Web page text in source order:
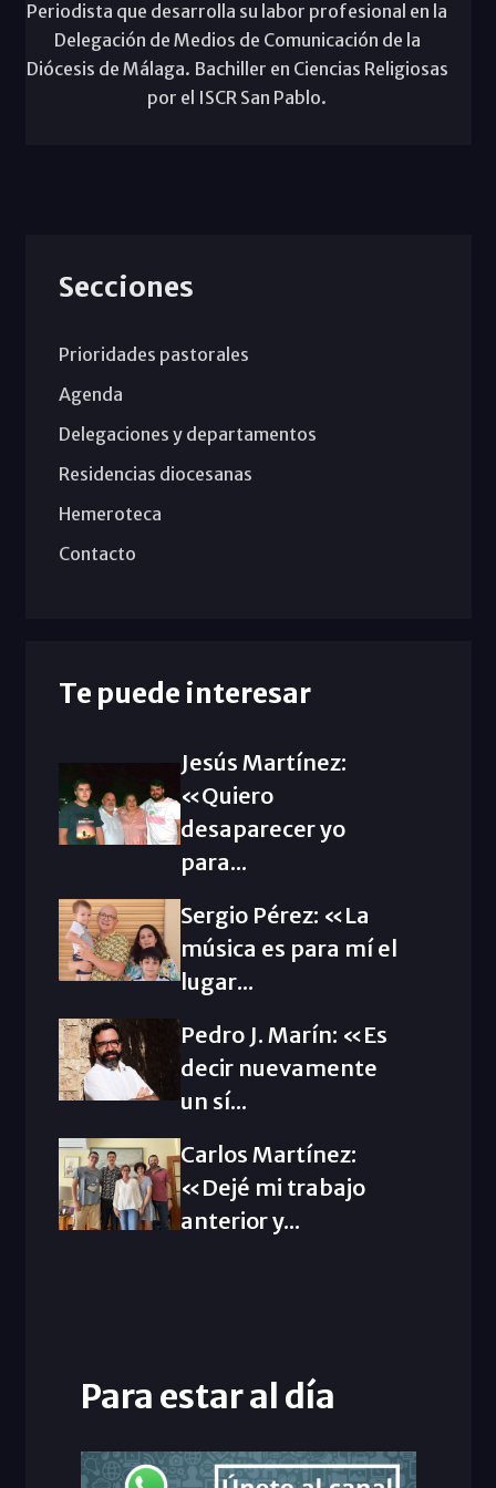
Periodista que desarrolla su labor profesional en la
Delegación de Medios de Comunicación de la
Diócesis de Málaga. Bachiller en Ciencias Religiosas
por el ISCR San Pablo.
Secciones
Prioridades pastorales
Agenda
Delegaciones y departamentos
Residencias diocesanas
Hemeroteca
Contacto
Te puede interesar
Jesús Martínez:
«Quiero
desaparecer yo
para...
Sergio Pérez: «La
música es para mí el
lugar...
Pedro J. Marín: «Es
decir nuevamente
un sí...
Carlos Martínez:
«Dejé mi trabajo
anterior y...
Para estar al día